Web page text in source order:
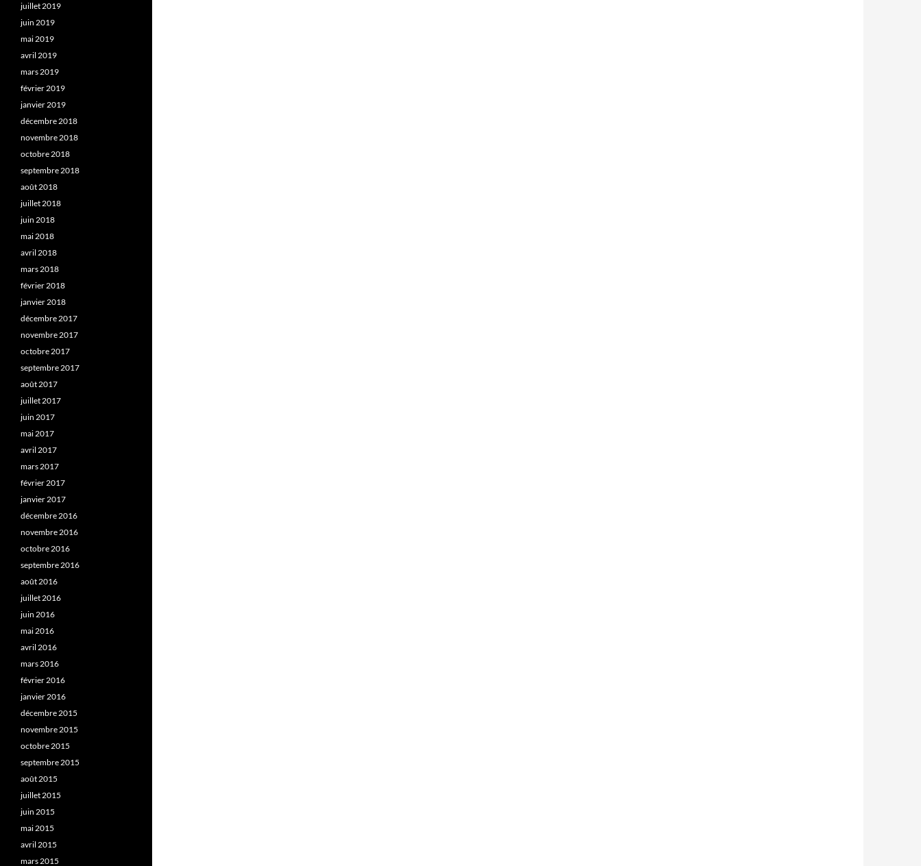
juillet 2019
juin 2019
mai 2019
avril 2019
mars 2019
février 2019
janvier 2019
décembre 2018
novembre 2018
octobre 2018
septembre 2018
août 2018
juillet 2018
juin 2018
mai 2018
avril 2018
mars 2018
février 2018
janvier 2018
décembre 2017
novembre 2017
octobre 2017
septembre 2017
août 2017
juillet 2017
juin 2017
mai 2017
avril 2017
mars 2017
février 2017
janvier 2017
décembre 2016
novembre 2016
octobre 2016
septembre 2016
août 2016
juillet 2016
juin 2016
mai 2016
avril 2016
mars 2016
février 2016
janvier 2016
décembre 2015
novembre 2015
octobre 2015
septembre 2015
août 2015
juillet 2015
juin 2015
mai 2015
avril 2015
mars 2015